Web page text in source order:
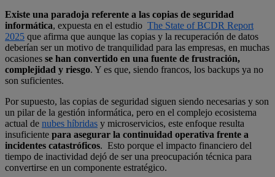
Existe una paradoja referente a las copias de seguridad
informática, expuesta en el estudio The State of BCDR Report
2025 que afirma que aunque las copias y la recuperación de datos
deberían ser un motivo de tranquilidad para las empresas, en muchas
ocasiones se han convertido en una fuente de frustración,
complejidad y riesgo. Y es que, siendo francos, los backups ya no
son suficientes.
Por supuesto, las copias de seguridad siguen siendo necesarias y son
un pilar de la gestión informática, pero en el complejo ecosistema
actual de nubes híbridas y microservicios, este enfoque resulta
insuficiente para asegurar la continuidad operativa frente a
incidentes catastróficos. Esto porque el impacto financiero del
tiempo de inactividad dejó de ser una preocupación técnica para
convertirse en un componente estratégico.